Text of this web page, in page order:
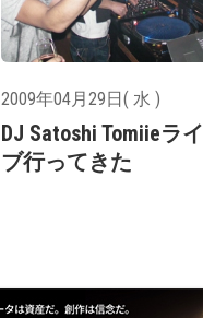
2009年04月29日( 水 )
DJ Satoshi Tomiieライ
ブ行ってきた